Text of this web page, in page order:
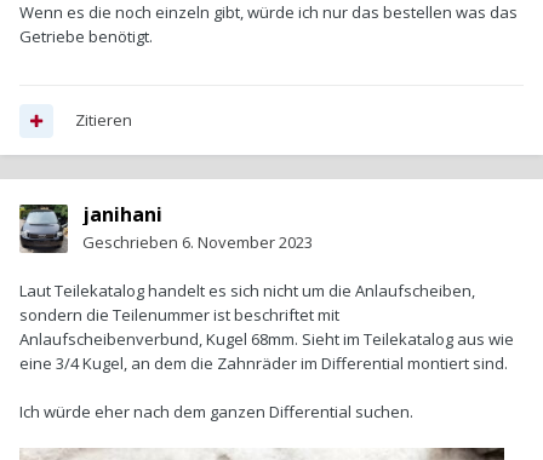
Wenn es die noch einzeln gibt, würde ich nur das bestellen was das
Getriebe benötigt.
Zitieren
janihani
Geschrieben 6. November 2023
Laut Teilekatalog handelt es sich nicht um die Anlaufscheiben,
sondern die Teilenummer ist beschriftet mit
Anlaufscheibenverbund, Kugel 68mm. Sieht im Teilekatalog aus wie
eine 3/4 Kugel, an dem die Zahnräder im Differential montiert sind.
Ich würde eher nach dem ganzen Differential suchen.